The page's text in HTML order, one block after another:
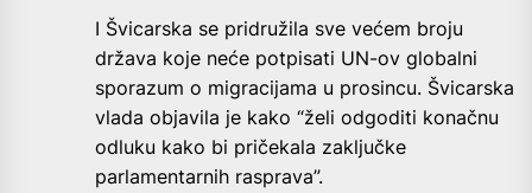
I Švicarska se pridružila sve većem broju
država koje neće potpisati UN-ov globalni
sporazum o migracijama u prosincu. Švicarska
vlada objavila je kako “želi odgoditi konačnu
odluku kako bi pričekala zaključke
parlamentarnih rasprava”.